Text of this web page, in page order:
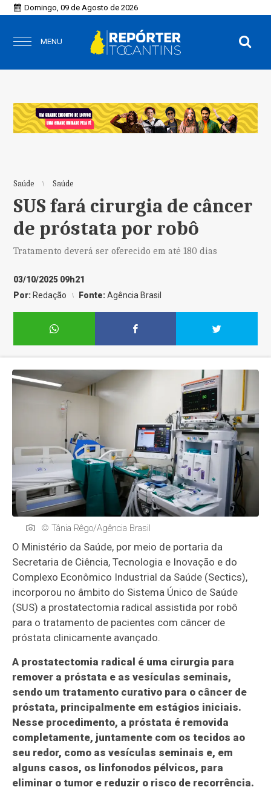
Domingo, 09 de Agosto de 2026
MENU
Saúde Saúde
SUS fará cirurgia de câncer
de próstata por robô
Tratamento deverá ser oferecido em até 180 dias
03/10/2025 09h21
Por: Redação Fonte:Agência Brasil
© Tânia Rêgo/Agência Brasil
O Ministério da Saúde, por meio de portaria da
Secretaria de Ciência, Tecnologia e Inovação e do
Complexo Econômico Industrial da Saúde (Sectics),
incorporou no âmbito do Sistema Único de Saúde
(SUS) a prostatectomia radical assistida por robô
para o tratamento de pacientes com câncer de
próstata clinicamente avançado.
A prostatectomia radical é uma cirurgia para
remover a próstata e as vesículas seminais,
sendo um tratamento curativo para o câncer de
próstata, principalmente em estágios iniciais.
Nesse procedimento, a próstata é removida
completamente, juntamente com os tecidos ao
seu redor, como as vesículas seminais e, em
alguns casos, os linfonodos pélvicos, para
eliminar o tumor e reduzir o risco de recorrência.